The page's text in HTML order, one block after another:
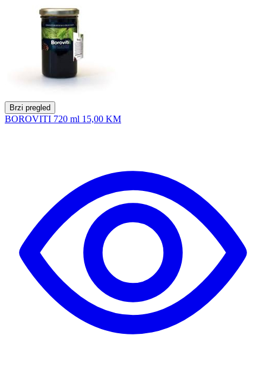
Brzi pregled
BOROVITI 720 ml 15,00 KM